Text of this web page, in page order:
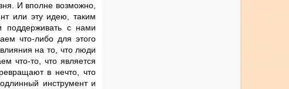
И вполне возможно,
или эту идею, таким
поддерживать с нами
что-либо для этого
на то, что люди
что-то, что является
в нечто, что
инструмент и